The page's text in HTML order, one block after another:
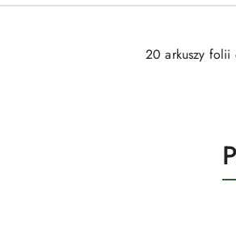
20 arkuszy folii
o